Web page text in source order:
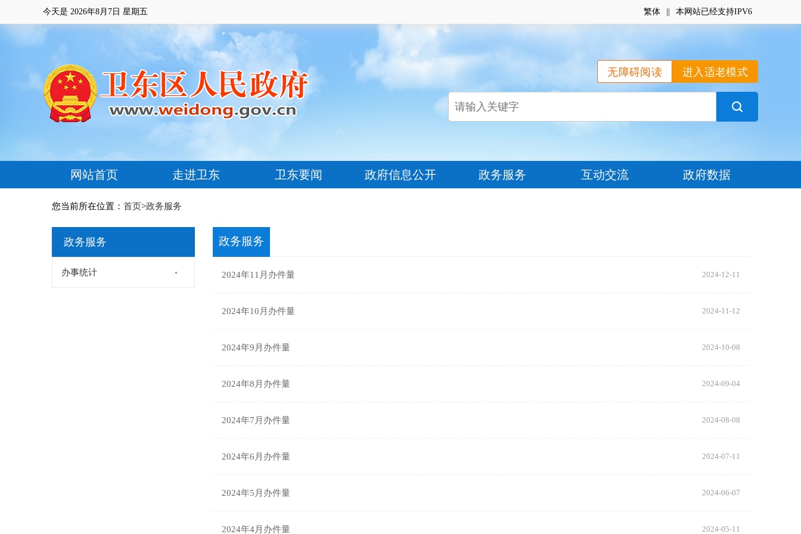
今天是 2026年8月7日 星期五 繁体 本网站已经支持IPV6
进入适老模式
无障碍阅读
网站首页 走进卫东 卫东要闻 政府信息公开 政务服务 互动交流 政府数据
您当前所在位置： 首页>政务服务
政务服务
办事统计
政务服务
2024年11月办件量 2024-12-11
2024年10月办件量 2024-11-12
2024年9月办件量 2024-10-08
2024年8月办件量 2024-09-04
2024年7月办件量 2024-08-08
2024年6月办件量 2024-07-11
2024年5月办件量 2024-06-07
2024年4月办件量 2024-05-11